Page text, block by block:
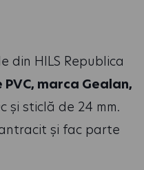
din HILS Republica
marca Gealan,
și sticlă de 24 mm.
și fac parte